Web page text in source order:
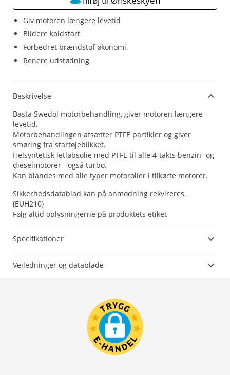
Giv motoren længere levetid
Blidere koldstart
Forbedret brændstof økonomi.
Renere udstødning
Beskrivelse
Basta Swedol motorbehandling, giver motoren længere
levetid.
Motorbehandlingen afsætter PTFE partikler og giver
smøring fra startøjeblikket.
Helsyntetisk letløbsolie med PTFE til alle 4-takts benzin- og
dieselmotorer - også turbo.
Kan blandes med alle typer motorolier i tilkørte motorer.
Sikkerhedsdatablad kan på anmodning rekvireres.
(EUH210)
Følg altid oplysningerne på produktets etiket
Specifikationer
Vejledninger og datablade